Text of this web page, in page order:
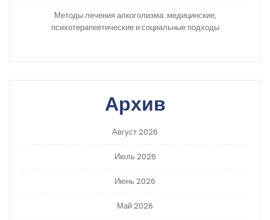
Методы лечения алкоголизма: медицинские,
психотерапевтические и социальные подходы
Архив
Август 2026
Июль 2026
Июнь 2026
Май 2026